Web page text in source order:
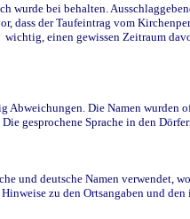
wurde bei behalten.
dass der Taufeintrag vom
einen gewissen Zeitraum
Abweichungen. Die Namen wurden
gesprochene Sprache in den
und deutsche Namen verwendet,
zu den Ortsangaben und